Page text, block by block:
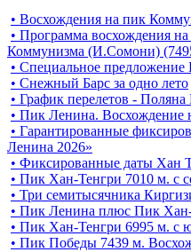
• Восхождения на пик
• Программа восхождения
Коммунизма (И.Сомони)
• Специальное
• Снежный Барс за одно лето
• График перелетов -
• Пик Ленина. Восхождение
• Гарантированные
Ленина 2026»
• Фиксированные даты Хан
• Пик Хан-Тенгри 7010 м. с
• Три семитысячника
• Пик Ленина плюс Пик Хан-
• Пик Хан-Тенгри 6995 м. c
• Пик Победы 7439 м.